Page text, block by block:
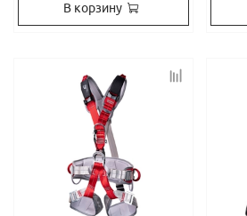
В корзину